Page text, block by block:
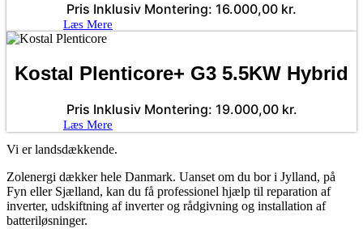
Pris Inklusiv Montering: 16.000,00 kr.
Læs Mere
Kostal Plenticore+ G3 5.5KW Hybrid
Pris Inklusiv Montering: 19.000,00 kr.
Læs Mere
Vi er landsdækkende.
Zolenergi dækker hele Danmark. Uanset om du bor i Jylland, på
Fyn eller Sjælland, kan du få professionel hjælp til reparation af
inverter, udskiftning af inverter og rådgivning og installation af
batteriløsninger.